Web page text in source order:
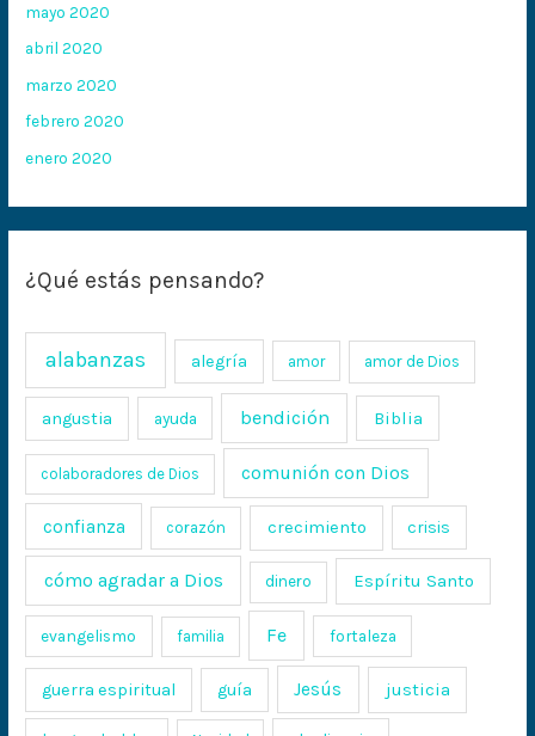
mayo 2020
abril 2020
marzo 2020
febrero 2020
enero 2020
¿Qué estás pensando?
alabanzas alegría amor amor de Dios
angustia ayuda bendición Biblia
colaboradores de Dios comunión con Dios
confianza corazón crecimiento crisis
cómo agradar a Dios dinero Espíritu Santo
evangelismo familia Fe fortaleza
guerra espiritual guía Jesús justicia